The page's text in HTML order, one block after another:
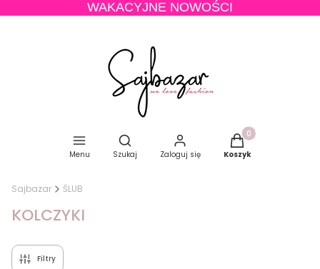
WAKACYJNE NOWOŚCI
Menu
Otwórz wyszukiwarkę
Szukaj Zaloguj się
Produkty w
Koszyk
Sajbazar ŚLUB
KOLCZYKI
Filtry